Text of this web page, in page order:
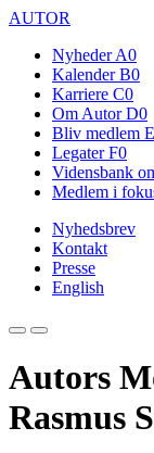
AUTOR
Nyheder A0
Kalender B0
Karriere C0
Om Autor D0
Bliv medlem
Legater F0
Vidensbank
Medlem i
Nyhedsbrev
Kontakt
Presse
English
Autors
Rasmus